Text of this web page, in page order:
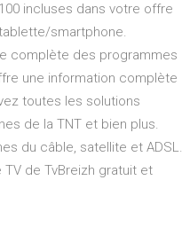
incluses dans votre offre
smartphone.
complète des programmes
une information complète
toutes les solutions
de la TNT et bien plus.
du câble, satellite et ADSL.
de TvBreizh gratuit et